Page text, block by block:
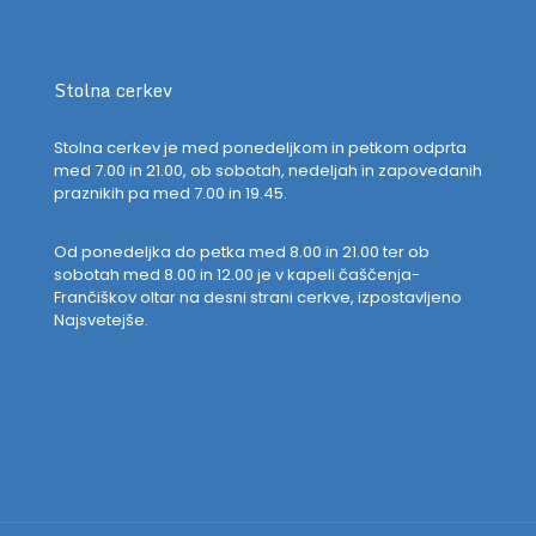
Stolna cerkev
Stolna cerkev je med ponedeljkom in petkom odprta
med 7.00 in 21.00, ob sobotah, nedeljah in zapovedanih
praznikih pa med 7.00 in 19.45.
Od ponedeljka do petka med 8.00 in 21.00 ter ob
sobotah med 8.00 in 12.00 je v kapeli čaščenja-
Frančiškov oltar na desni strani cerkve, izpostavljeno
Najsvetejše.